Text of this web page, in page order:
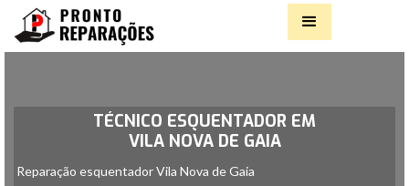
TÉCNICO ESQUENTADOR EM
VILA NOVA DE GAIA
Reparação esquentador Vila Nova de Gaia